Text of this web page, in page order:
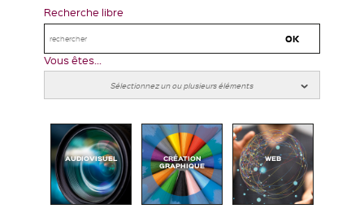
Recherche libre
Vous êtes...
AUDIOVISUEL CRÉATION
GRAPHIQUE
WEB